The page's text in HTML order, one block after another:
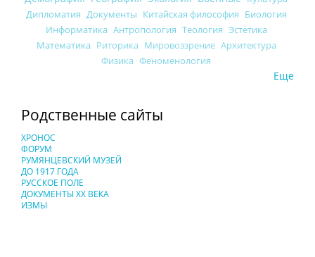
Дипломатия Документы Китайская философия Биология
Информатика Антропология Теология Эстетика
Математика Риторика Мировоззрение Архитектура
Физика Феноменология
Еще
Родственные сайты
ХРОНОС
ФОРУМ
РУМЯНЦЕВСКИЙ МУЗЕЙ
ДО 1917 ГОДА
РУССКОЕ ПОЛЕ
ДОКУМЕНТЫ XX ВЕКА
ИЗМЫ